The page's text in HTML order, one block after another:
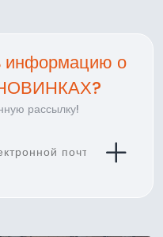
информацию о
рассылку!